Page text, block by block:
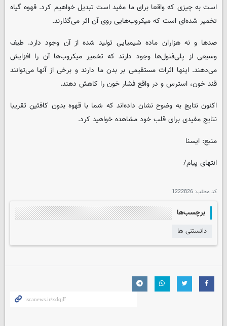
است به چیزی که واقعا برای ما مفید است تبدیل خواهیم کرد. قهوه گیاه
تخمیر شده‌ای است که میکروب‌هایی روی آن اثر می‌گذارند.
صدها و نه هزاران ماده شیمیایی تولید شده از آن وجود دارد. طیف
وسیعی از پلی‌فنول‌ها وجود دارند که تخمیر میکروب‌ها آن را افزایش
می‌دهند. اینها اثرات مستقیمی بر بدن ما دارند و برخی از آنها می‌توانند
قند خون، استرس و در واقع فشار خون را کاهش دهند.
اکنون نتایج به وضوح نشان داده‌اند که شما با قهوه بدون کافئین تقریبا
نتایج مفیدی برای قلب خود مشاهده خواهید کرد.
منبع: ایسنا
انتهای پیام/
کد مطلب: 1222826
برچسب‌ها
دانستنی ها